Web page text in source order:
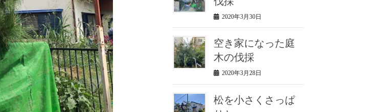
2020年3月30日
空き家になった庭
木の伐採
2020年3月28日
松を小さくさっぱ